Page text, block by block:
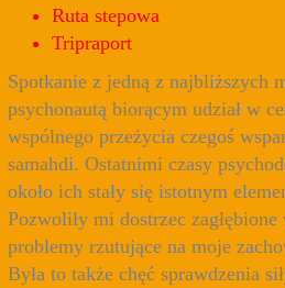
Ruta stepowa
Tripraport
Spotkanie z jedną z najbliższych
psychonautą biorącym udział w
wspólnego przeżycia czegoś
samahdi. Ostatnimi czasy
około ich stały się istotnym
Pozwoliły mi dostrzec
problemy rzutujące na moje
Była to także chęć sprawdzenia